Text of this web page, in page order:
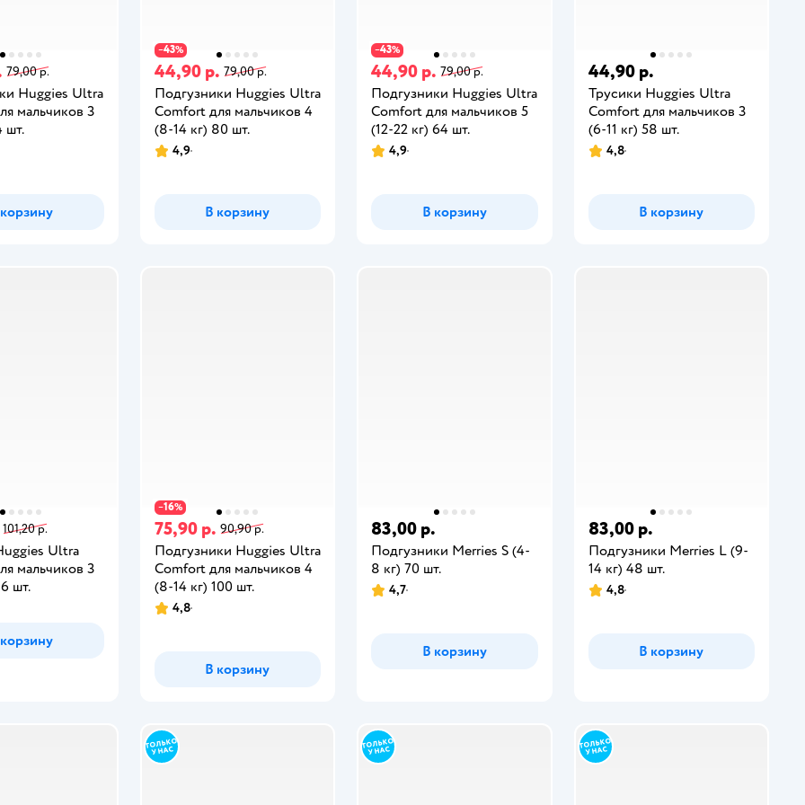
79,00 р.
Huggies Ultra
мальчиков 3
шт.
−43%
44,90 р. 79,00 р.
Подгузники Huggies Ultra
Comfort для мальчиков 4
(8-14 кг) 80 шт.
4,9
В корзину
−43%
44,90 р. 79,00 р.
Подгузники Huggies Ultra
Comfort для мальчиков 5
(12-22 кг) 64 шт.
4,9
В корзину
44,90 р.
Трусики Huggies Ultra
Comfort для мальчиков 3
(6-11 кг) 58 шт.
4,8
В корзину
101,20 р.
Ultra
мальчиков 3
шт.
−16%
75,90 р. 90,90 р.
Подгузники Huggies Ultra
Comfort для мальчиков 4
(8-14 кг) 100 шт.
4,8
В корзину
83,00 р.
Подгузники Merries S (4-
8 кг) 70 шт.
4,7
В корзину
83,00 р.
Подгузники Merries L (9-
14 кг) 48 шт.
4,8
В корзину